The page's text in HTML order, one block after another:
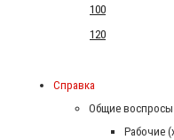
100
120
Справка
Общие воспросы
Рабочие